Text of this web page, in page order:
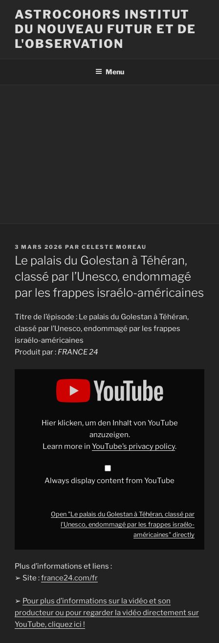
contenu
principal
ASTROCOHORS INSTITUT
DU NOUVEAU FUTUR ET DE
L'OBSERVATION
Menu
PUBLIÉ
LE
3 MARS 2026 PAR CELESTE MOREAU
Le palais du Golestan à Téhéran,
classé par l’Unesco, endommagé
par les frappes israélo-américaines
Titre de l’épisode : Le palais du Golestan à Téhéran,
classé par l’Unesco, endommagé par les frappes
israélo-américaines
Produit par : FRANCE 24
Display
Hier klicken, um den Inhalt von YouTube
anzuzeigen.
Learn more in YouTube’s privacy policy.
Always display content from YouTube
Open "Le palais du Golestan à Téhéran, classé par
l'Unesco, endommagé par les frappes israélo-
américaines" directly
Plus d’informations et liens :
➢ Site :france24.com/fr
➢ Pour plus d’informations sur la vidéo et son
producteur ou pour regarder la vidéo directement sur
YouTube, cliquez ici !